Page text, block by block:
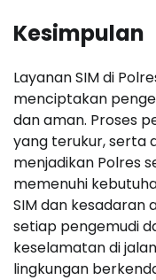
Kesimpulan
Layanan SIM di
menciptakan
dan aman. Proses
yang terukur, serta
menjadikan Polres
memenuhi
SIM dan kesadaran
setiap pengemudi
keselamatan di
lingkungan